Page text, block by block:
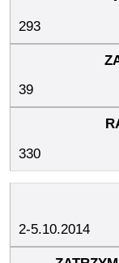
293
39
330
2-5.10.2014